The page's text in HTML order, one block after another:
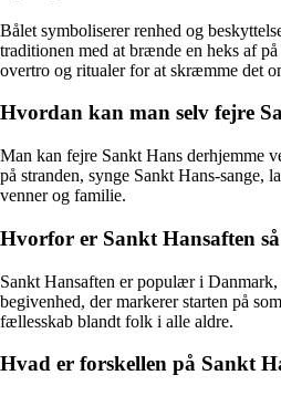
Bålet symboliserer renhed og
traditionen med at brænde en heks af
overtro og ritualer for at skræmme det
Hvordan kan man selv fejre
Man kan fejre Sankt Hans derhjemme
på stranden, synge Sankt Hans-sange,
venner og familie.
Hvorfor er Sankt Hansaften
Sankt Hansaften er populær i
begivenhed, der markerer starten på
fællesskab blandt folk i alle aldre.
Hvad er forskellen på Sankt